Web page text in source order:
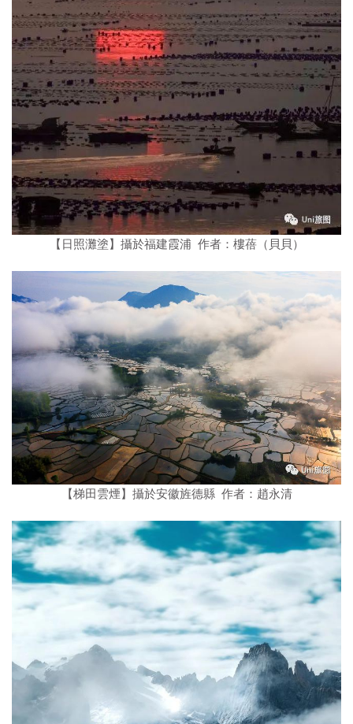
【日照灘塗】攝於福建霞浦 作者：樓蓓（貝貝）
【梯田雲煙】攝於安徽旌德縣 作者：趙永清